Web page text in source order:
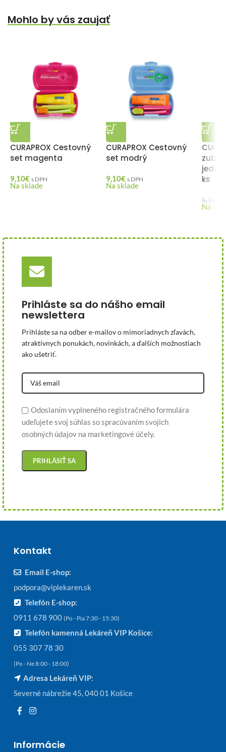
Mohlo by vás zaujať
CURAPROX Cestovný
set magenta
9,10€ s DPH
Na sklade
CURAPROX Cestovný
set modrý
9,10€ s DPH
Na sklade
ks
5,39
Na
Prihláste sa do nášho email
newslettera
Prihláste sa na odber e-mailov o mimoriadnych zľavách,
atraktívnych ponukách, novinkách, a ďalších možnostiach
ako ušetriť.
Odoslaním vyplneného registračného formulára
udeľujete svoj súhlas so spracúvaním svojich
osobných údajov na marketingové účely.
Kontakt
Email E-shop:
podpora@viplekaren.sk
Telefón E-shop:
0911 678 900 (Po - Pia 7:30 - 15:30)
Telefón kamenná Lekáreň VIP Košice:
055 307 78 30
(Po - Ne 8:00 - 18:00)
Adresa Lekáreň VIP:
Severné nábrežie 45, 040 01 Košice
Informácie